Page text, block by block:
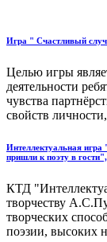
Игра " Счастливый
Целью игры
деятельности
чувства
свойств
Интеллектуальная
пришли к поэту в
КТД
творчеству
творческих
поэзии, высоких